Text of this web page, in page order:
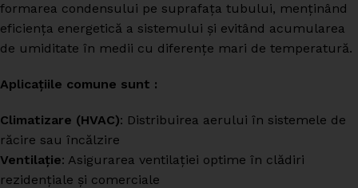
formarea condensului pe suprafața tubului, menținând
eficiența energetică a sistemului și evitând acumularea
de umiditate în medii cu diferențe mari de temperatură.
Aplicațiile comune sunt :
Climatizare (HVAC): Distribuirea aerului în sistemele de
răcire sau încălzire
Ventilație: Asigurarea ventilației optime în clădiri
rezidențiale și comerciale